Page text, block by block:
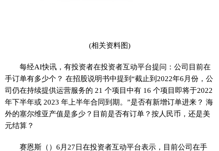
(相关资料图)
每经AI快讯，有投资者在投资者互动平台提问：公司目前在
手订单有多少个？ 在招股说明书中提到“截止到2022年6月份，公
司仍在持续提供运营服务的 21 个项目中有 16 个项目即将于2022
年下半年或 2023 年上半年合同到期。”是否有新增订单进来？ 海
外的塞尔维亚产值是多少？目前是否有订单？按人民币，还是美
元结算？
赛恩斯（）6月27日在投资者互动平台表示，目前公司在手